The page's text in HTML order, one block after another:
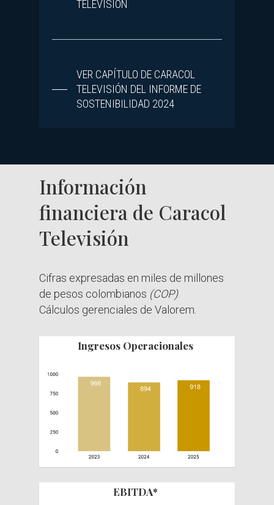
TELEVISIÓN
VER CAPÍTULO DE CARACOL
TELEVISIÓN DEL INFORME DE
SOSTENIBILIDAD 2024
Información
financiera de Caracol
Televisión
Cifras expresadas en miles de millones
de pesos colombianos (COP).
Cálculos gerenciales de Valorem.
Ingresos Operacionales
EBITDA*